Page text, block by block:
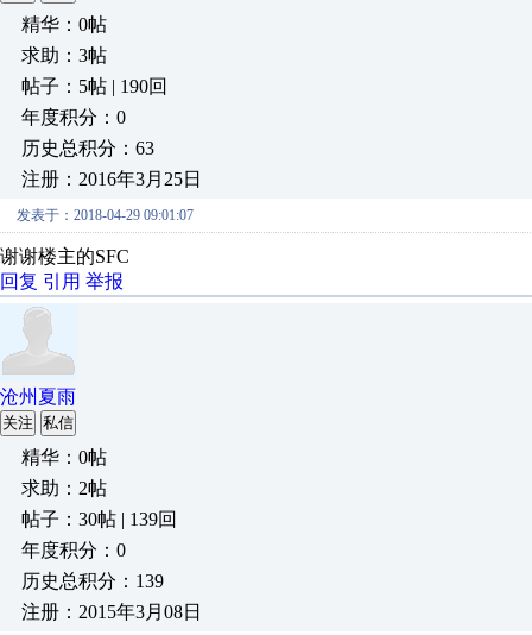
精华：0帖
求助：3帖
帖子：5帖 | 190回
年度积分：0
历史总积分：63
注册：2016年3月25日
发表于：2018-04-29 09:01:07
谢谢楼主的SFC
回复 引用 举报
沧州夏雨
关注 私信
精华：0帖
求助：2帖
帖子：30帖 | 139回
年度积分：0
历史总积分：139
注册：2015年3月08日